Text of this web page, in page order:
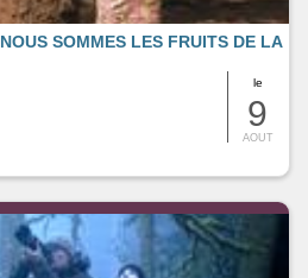
le
9
AOUT
SOMMES LES FRUITS DE LA